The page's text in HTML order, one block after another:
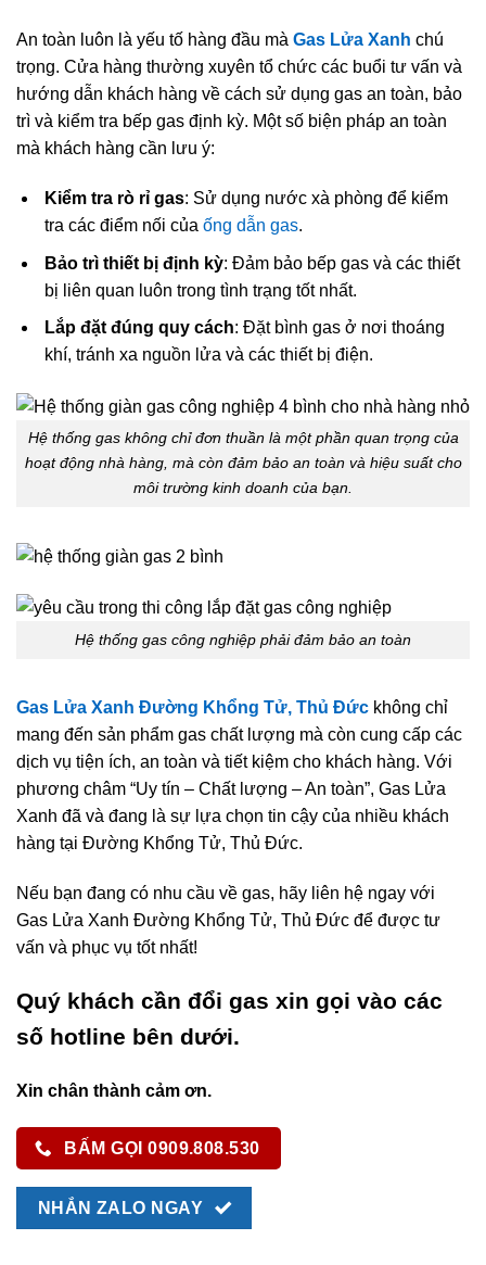
An toàn luôn là yếu tố hàng đầu mà Gas Lửa Xanh chú
trọng. Cửa hàng thường xuyên tổ chức các buổi tư vấn và
hướng dẫn khách hàng về cách sử dụng gas an toàn, bảo
trì và kiểm tra bếp gas định kỳ. Một số biện pháp an toàn
mà khách hàng cần lưu ý:
Kiểm tra rò rỉ gas: Sử dụng nước xà phòng để kiểm
tra các điểm nối của ống dẫn gas.
Bảo trì thiết bị định kỳ: Đảm bảo bếp gas và các thiết
bị liên quan luôn trong tình trạng tốt nhất.
Lắp đặt đúng quy cách: Đặt bình gas ở nơi thoáng
khí, tránh xa nguồn lửa và các thiết bị điện.
Hệ thống gas không chỉ đơn thuần là một phần quan trọng của
hoạt động nhà hàng, mà còn đảm bảo an toàn và hiệu suất cho
môi trường kinh doanh của bạn.
Hệ thống gas công nghiệp phải đảm bảo an toàn
Gas Lửa Xanh Đường Khổng Tử, Thủ Đức không chỉ
mang đến sản phẩm gas chất lượng mà còn cung cấp các
dịch vụ tiện ích, an toàn và tiết kiệm cho khách hàng. Với
phương châm “Uy tín – Chất lượng – An toàn”, Gas Lửa
Xanh đã và đang là sự lựa chọn tin cậy của nhiều khách
hàng tại Đường Khổng Tử, Thủ Đức.
Nếu bạn đang có nhu cầu về gas, hãy liên hệ ngay với
Gas Lửa Xanh Đường Khổng Tử, Thủ Đức để được tư
vấn và phục vụ tốt nhất!
Quý khách cần đổi gas xin gọi vào các
số hotline bên dưới.
Xin chân thành cảm ơn.
BẤM GỌI 0909.808.530
NHẮN ZALO NGAY